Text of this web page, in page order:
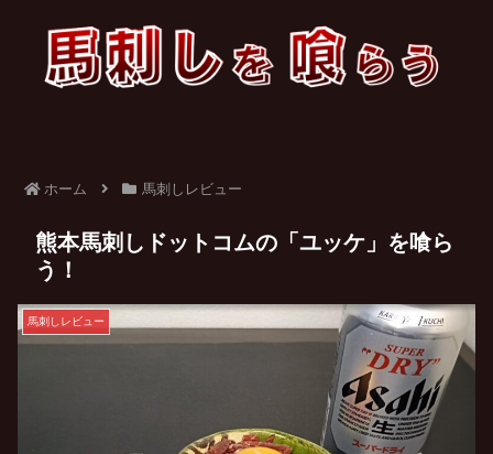
ホーム 馬刺しレビュー
熊本馬刺しドットコムの「ユッケ」を喰ら
う！
馬刺しレビュー